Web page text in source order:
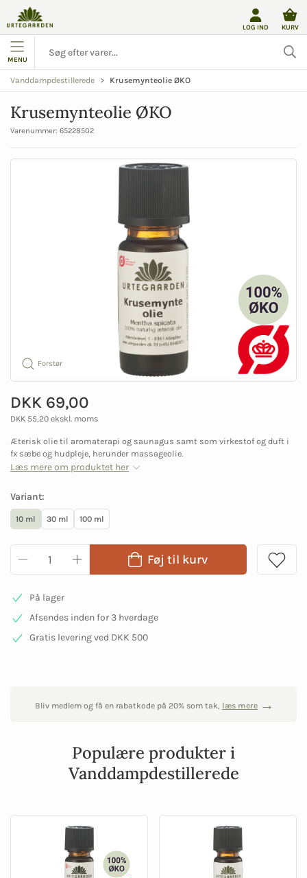
LOG IND KURV
MENU
Vanddampdestillerede Krusemynteolie ØKO
Krusemynteolie ØKO
Varenummer: 65228502
Forstør
DKK 69,00
DKK 55,20 ekskl. moms
Æterisk olie til aromaterapi og saunagus samt som virkestof og duft i
fx sæbe og hudpleje, herunder massageolie.
Læs mere om produktet her
Variant:
10 ml 30 ml 100 ml
Føj til kurv
På lager
Afsendes inden for 3 hverdage
Gratis levering ved DKK 500
Bliv medlem og få en rabatkode på 20% som tak, læs mere
Populære produkter i
Vanddampdestillerede